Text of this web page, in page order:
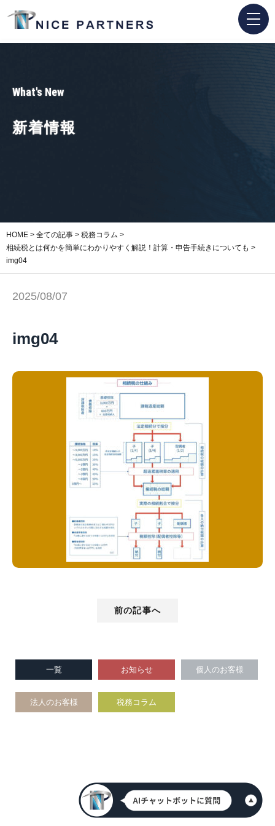
What's New
新着情報
HOME > 全ての記事 > 税務コラム >
相続税とは何かを簡単にわかりやすく解説！計算・申告手続きについても >
img04
2025/08/07
img04
前の記事へ
一覧 お知らせ 個人のお客様
法人のお客様 税務コラム